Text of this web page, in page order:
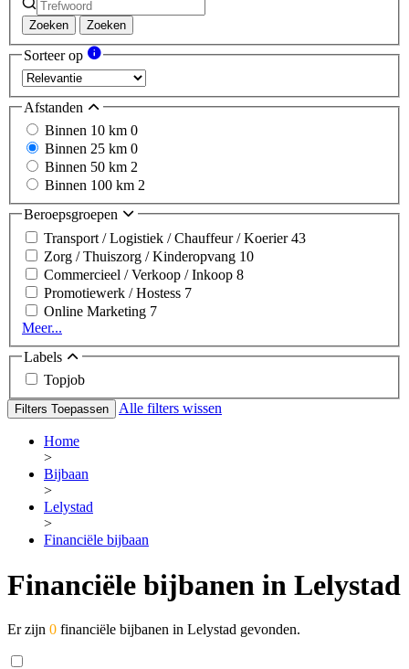
Zoeken Zoeken
Sorteer op
Afstanden
Binnen 10 km 0
Binnen 25 km 0
Binnen 50 km 2
Binnen 100 km 2
Beroepsgroepen
Transport / Logistiek / Chauffeur / Koerier43
Zorg / Thuiszorg / Kinderopvang 10
Commercieel / Verkoop / Inkoop 8
Promotiewerk / Hostess 7
Online Marketing 7
Meer...
Labels
Topjob
Filters Toepassen Alle filters wissen
Home
>
Bijbaan
>
Lelystad
>
Financiële bijbaan
Financiële bijbanen in Lelystad
Er zijn 0 financiële bijbanen in Lelystad gevonden.